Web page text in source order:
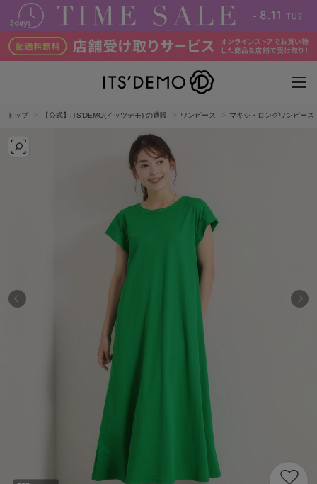
トップ 【公式】ITS'DEMO(イッツデモ) の通販 ワンピース マキシ・ロングワンピース